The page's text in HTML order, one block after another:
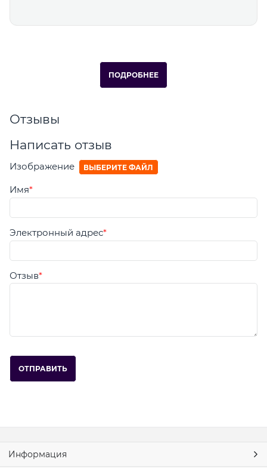
ПОДРОБНЕЕ
Отзывы
Написать отзыв
Изображение ВЫБЕРИТЕ ФАЙЛ
Имя
Электронный адрес
Отзыв
Информация